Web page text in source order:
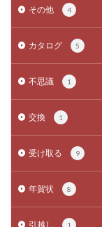
その他 4
カタログ 5
不思議 1
交換 1
受け取る 9
年賀状 8
引越し 1